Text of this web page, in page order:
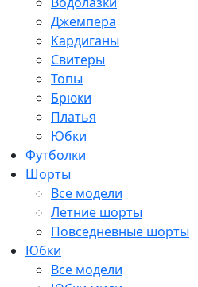
Джемпера
Кардиганы
Свитеры
Топы
Брюки
Платья
Юбки
Футболки
Шорты
Все модели
Летние шорты
Повседневные шорты
Юбки
Все модели